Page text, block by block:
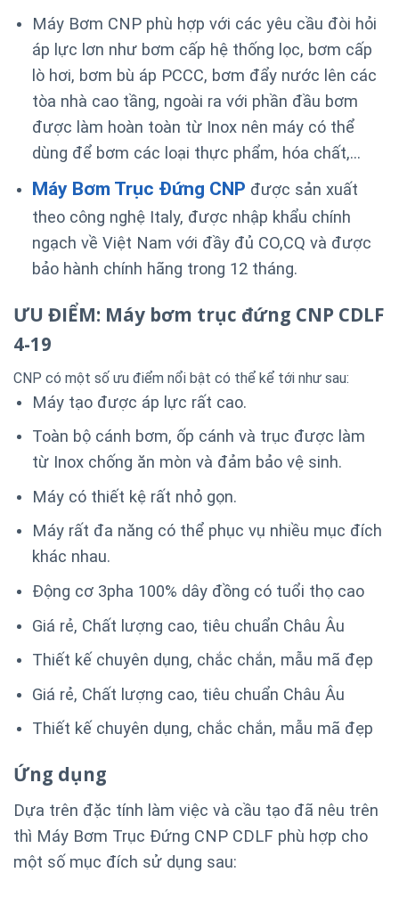
Máy Bơm CNP phù hợp với các yêu cầu đòi hỏi
áp lực lơn như bơm cấp hệ thống lọc, bơm cấp
lò hơi, bơm bù áp PCCC, bơm đẩy nước lên các
tòa nhà cao tầng, ngoài ra với phần đầu bơm
được làm hoàn toàn từ Inox nên máy có thể
dùng để bơm các loại thực phẩm, hóa chất,…
Máy Bơm Trục Đứng CNP được sản xuất
theo công nghệ Italy, được nhập khẩu chính
ngạch về Việt Nam với đầy đủ CO,CQ và được
bảo hành chính hãng trong 12 tháng.
ƯU ĐIỂM: Máy bơm trục đứng CNP CDLF
4-19
CNP có một số ưu điểm nổi bật có thể kể tới như sau:
Máy tạo được áp lực rất cao.
Toàn bộ cánh bơm, ốp cánh và trục được làm
từ Inox chống ăn mòn và đảm bảo vệ sinh.
Máy có thiết kệ rất nhỏ gọn.
Máy rất đa năng có thể phục vụ nhiều mục đích
khác nhau.
Động cơ 3pha 100% dây đồng có tuổi thọ cao
Giá rẻ, Chất lượng cao, tiêu chuẩn Châu Âu
Thiết kế chuyên dụng, chắc chắn, mẫu mã đẹp
Giá rẻ, Chất lượng cao, tiêu chuẩn Châu Âu
Thiết kế chuyên dụng, chắc chắn, mẫu mã đẹp
Ứng dụng
Dựa trên đặc tính làm việc và cầu tạo đã nêu trên
thì Máy Bơm Trục Đứng CNP CDLF phù hợp cho
một số mục đích sử dụng sau: